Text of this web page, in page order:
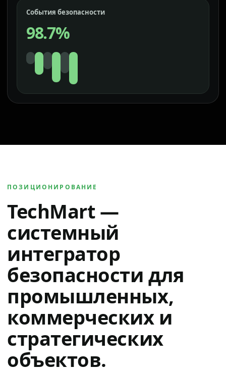
События безопасности
98.7%
ПОЗИЦИОНИРОВАНИЕ
TechMart —
системный
интегратор
безопасности для
промышленных,
коммерческих и
стратегических
объектов.